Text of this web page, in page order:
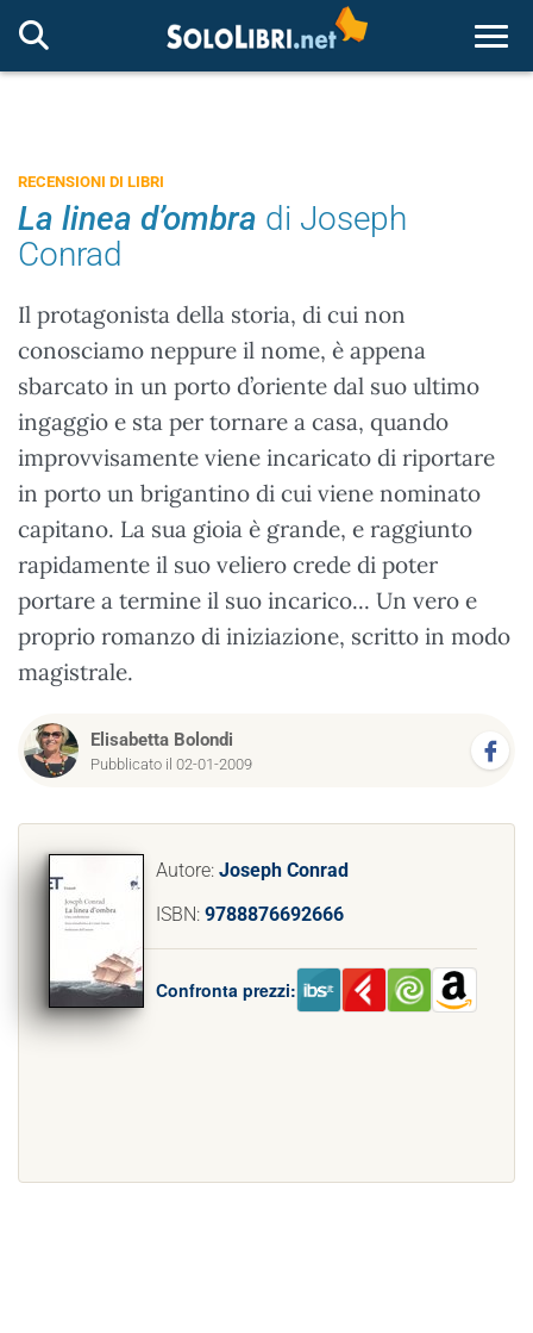
RECENSIONI DI LIBRI
La linea d’ombra di Joseph
Conrad
Il protagonista della storia, di cui non
conosciamo neppure il nome, è appena
sbarcato in un porto d’oriente dal suo ultimo
ingaggio e sta per tornare a casa, quando
improvvisamente viene incaricato di riportare
in porto un brigantino di cui viene nominato
capitano. La sua gioia è grande, e raggiunto
rapidamente il suo veliero crede di poter
portare a termine il suo incarico... Un vero e
proprio romanzo di iniziazione, scritto in modo
magistrale.
Elisabetta Bolondi
Pubblicato il 02-01-2009
Autore: Joseph Conrad
ISBN: 9788876692666
Confronta prezzi: